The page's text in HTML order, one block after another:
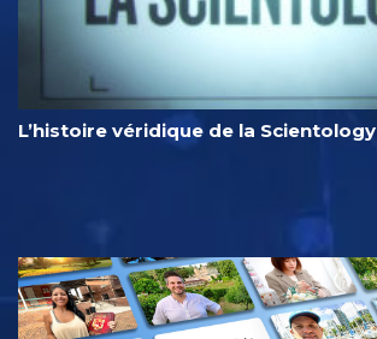
L’histoire véridique de la Scientology